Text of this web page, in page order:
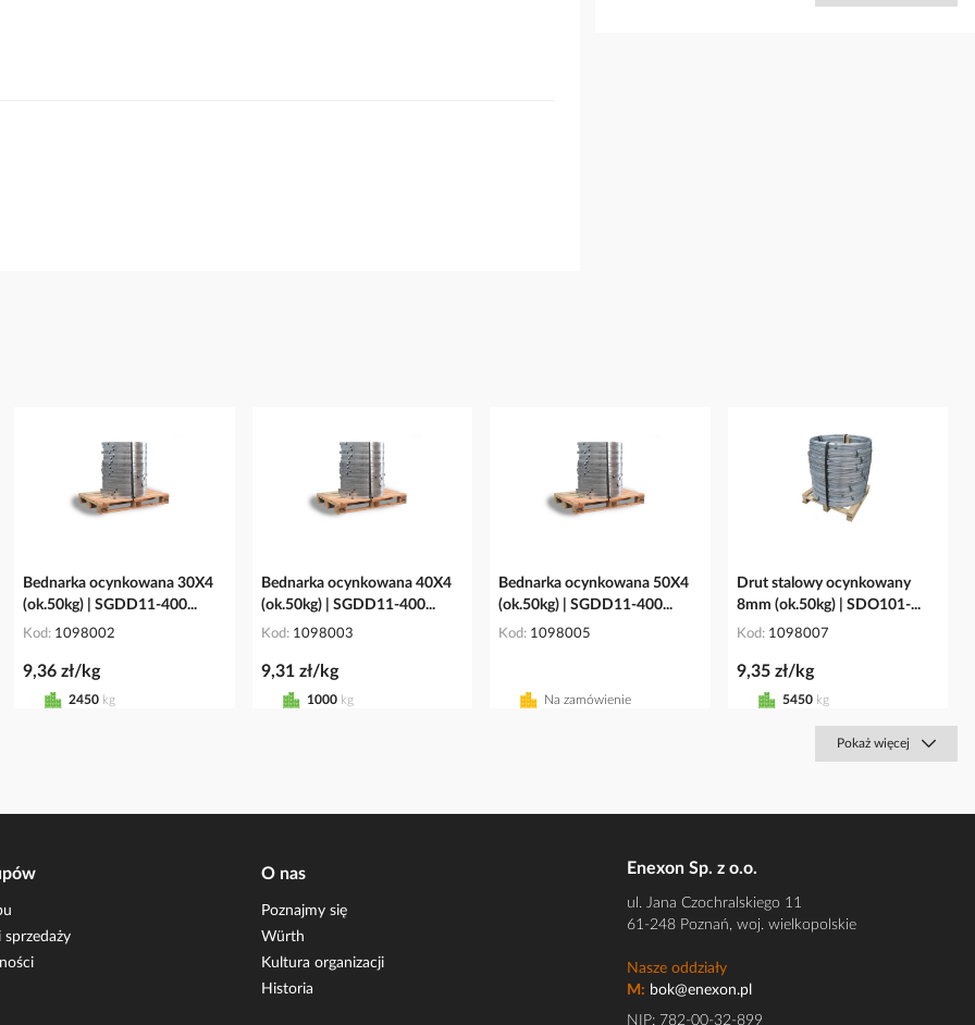
Bednarka ocynkowana 30X4
(ok.50kg) | SGDD11-400...
Kod 1098002
9,36 zł/kg
2450 kg
Bednarka ocynkowana 40X4
(ok.50kg) | SGDD11-400...
Kod 1098003
9,31 zł/kg
1000 kg
Bednarka ocynkowana 50X4
(ok.50kg) | SGDD11-400...
Kod 1098005
Na zamówienie
Drut stalowy ocynkowany
8mm (ok.50kg) | SDO101-...
Kod 1098007
9,35 zł/kg
5450 kg
Pokaż więcej
O nas
Poznajmy się
Würth
Kultura organizacji
Historia
Enexon Sp. z o.o.
ul. Jana Czochralskiego 11
61-248 Poznań, woj. wielkopolskie
Nasze oddziały
M: bok@enexon.pl
NIP: 782-00-32-899